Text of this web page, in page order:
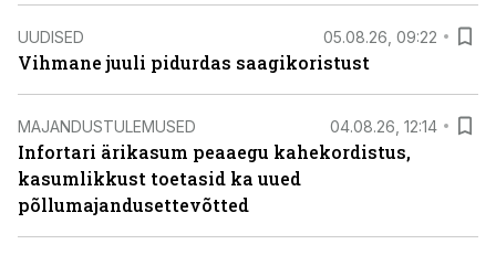
UUDISED 05.08.26, 09:22
Vihmane juuli pidurdas saagikoristust
MAJANDUSTULEMUSED 04.08.26, 12:14
Infortari ärikasum peaaegu kahekordistus,
kasumlikkust toetasid ka uued
põllumajandusettevõtted